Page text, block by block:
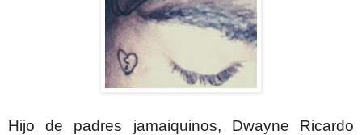
Hijo de padres jamaiquinos, Dwayne Ricardo